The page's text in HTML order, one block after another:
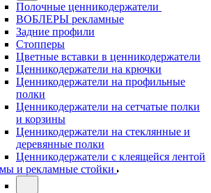
Полочные ценникодержатели
ВОБЛЕРЫ рекламные
Задние профили
Стопперы
Цветные вставки в ценникодержатели
Ценникодержатели на крючки
Ценникодержатели на профильные
полки
Ценникодержатели на сетчатые полки
и корзины
Ценникодержатели на стеклянные и
деревянные полки
Ценникодержатели с клеящейся лентой
и рекламные стойки